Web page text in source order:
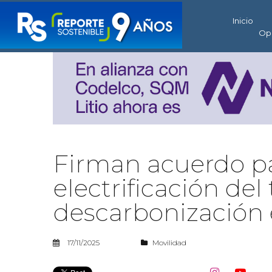
Inicio
Firman acuerdo
electrificación del
17/11/2025 Movilidad